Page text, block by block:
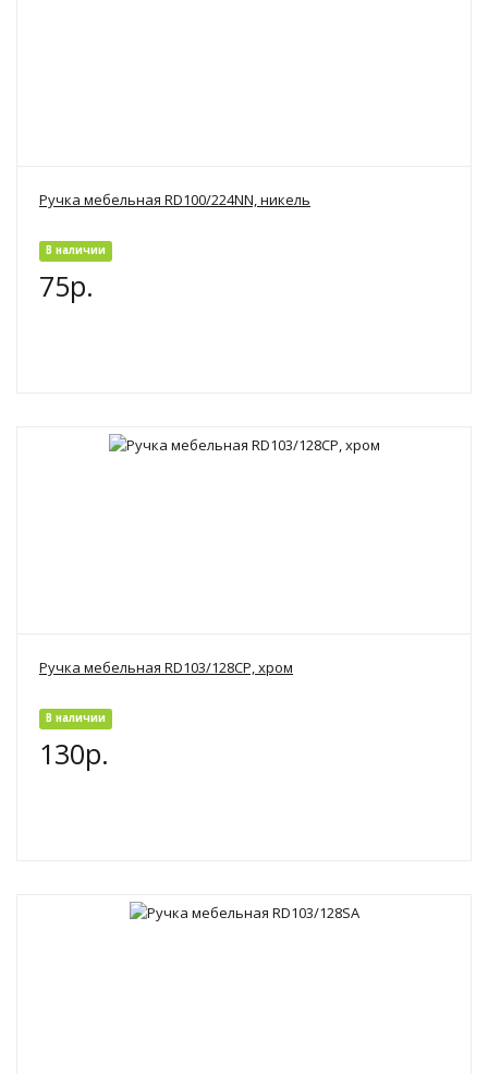
Ручка мебельная RD100/224NN, никель
В наличии
75р.
Ручка мебельная RD103/128CP, хром
В наличии
130р.